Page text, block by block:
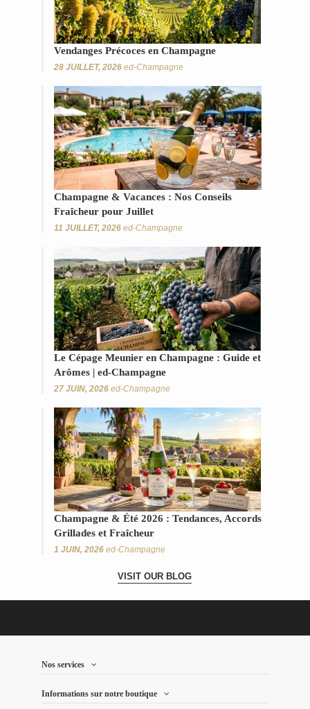
Vendanges Précoces en Champagne
28 JUILLET, 2026 ed-Champagne
Champagne & Vacances : Nos Conseils
Fraîcheur pour Juillet
11 JUILLET, 2026 ed-Champagne
Le Cépage Meunier en Champagne : Guide et
Arômes | ed-Champagne
27 JUIN, 2026 ed-Champagne
Champagne & Été 2026 : Tendances, Accords
Grillades et Fraîcheur
1 JUIN, 2026 ed-Champagne
VISIT OUR BLOG
Nos services
Informations sur notre boutique